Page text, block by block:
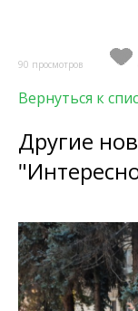
90 просмотров
Вернуться к
Другие